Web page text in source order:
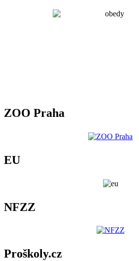
ZOO Praha
EU
NFZZ
Proškoly.cz